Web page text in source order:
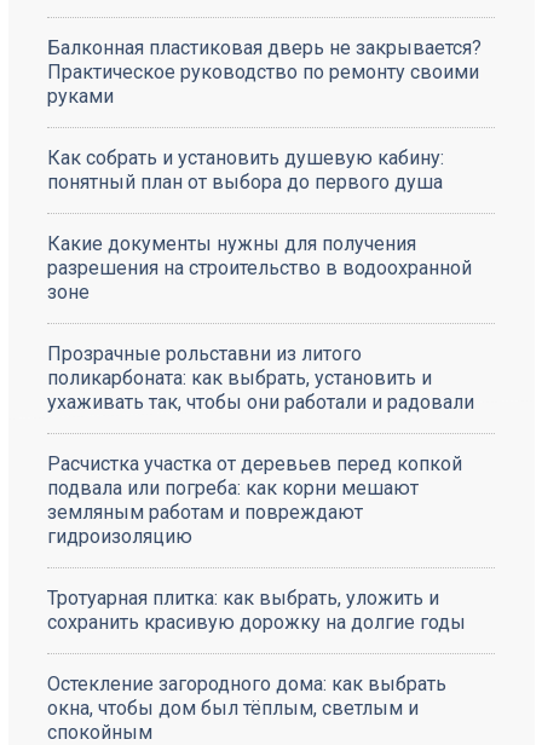
Балконная пластиковая дверь не закрывается?
Практическое руководство по ремонту своими
руками
Как собрать и установить душевую кабину:
понятный план от выбора до первого душа
Какие документы нужны для получения
разрешения на строительство в водоохранной
зоне
Прозрачные рольставни из литого
поликарбоната: как выбрать, установить и
ухаживать так, чтобы они работали и радовали
Расчистка участка от деревьев перед копкой
подвала или погреба: как корни мешают
земляным работам и повреждают
гидроизоляцию
Тротуарная плитка: как выбрать, уложить и
сохранить красивую дорожку на долгие годы
Остекление загородного дома: как выбрать
окна, чтобы дом был тёплым, светлым и
спокойным